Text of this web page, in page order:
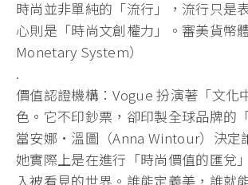
時尚並非單純的「流行」，流行只是
心則是「時尚文創權力」。審美貨幣
Monetary System）
.
價值認證機構：Vogue 扮演著「文化
色。它不印鈔票，卻印製全球品牌的
當安娜·溫圖（Anna Wintour）決定
她實際上是在進行「時尚價值的匯兌
入被看見的世界。誰能定義美，誰就